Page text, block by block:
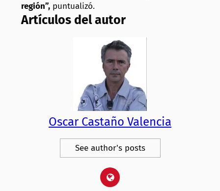
región”,puntualizó.
Artículos del autor
Oscar Castaño Valencia
See author's posts